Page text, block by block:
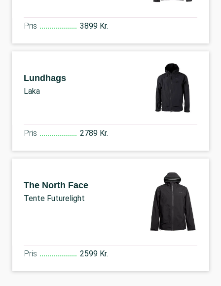
Pris 3899 Kr.
Lundhags
Laka
Pris 2789 Kr.
The North Face
Tente Futurelight
Pris 2599 Kr.